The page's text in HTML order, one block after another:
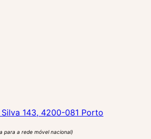
143, 4200-081 Porto
para a rede móvel nacional)